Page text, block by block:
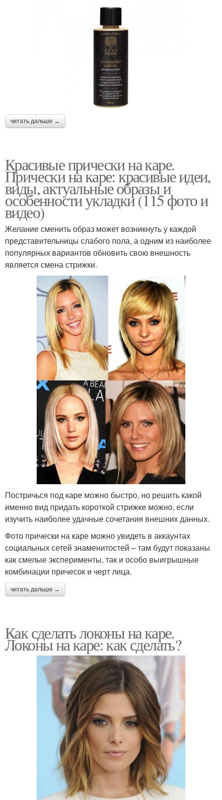
читать дальше →
Красивые прически на каре.
Прически на каре: красивые идеи,
виды, актуальные образы и
особенности укладки (115 фото и
видео)
Желание сменить образ может возникнуть у каждой
представительницы слабого пола, а одним из наиболее
популярных вариантов обновить свою внешность
является смена стрижки.
Постричься под каре можно быстро, но решить какой
именно вид придать короткой стрижке можно, если
изучить наиболее удачные сочетания внешних данных.
Фото прически на каре можно увидеть в аккаунтах
социальных сетей знаменитостей – там будут показаны
как смелые эксперименты, так и особо выигрышные
комбинации причесок и черт лица.
читать дальше →
Как сделать локоны на каре.
Локоны на каре: как сделать?